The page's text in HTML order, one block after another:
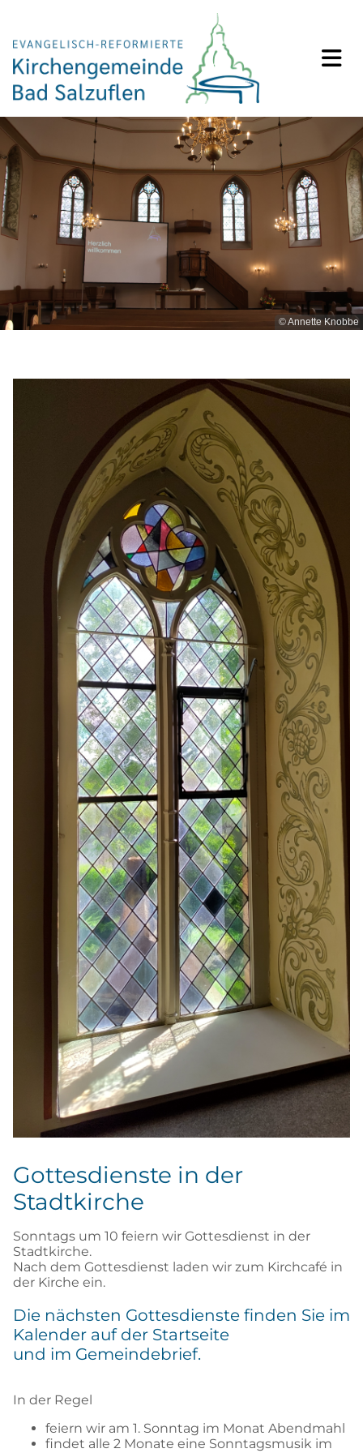
© Annette Knobbe
Gottesdienste in der
Stadtkirche
Sonntags um 10 feiern wir Gottesdienst in der
Stadtkirche.
Nach dem Gottesdienst laden wir zum Kirchcafé in
der Kirche ein.
Die nächsten Gottesdienste finden Sie im
Kalender auf der Startseite
und im Gemeindebrief.
In der Regel
feiern wir am 1. Sonntag im Monat Abendmahl
findet alle 2 Monate eine Sonntagsmusik im